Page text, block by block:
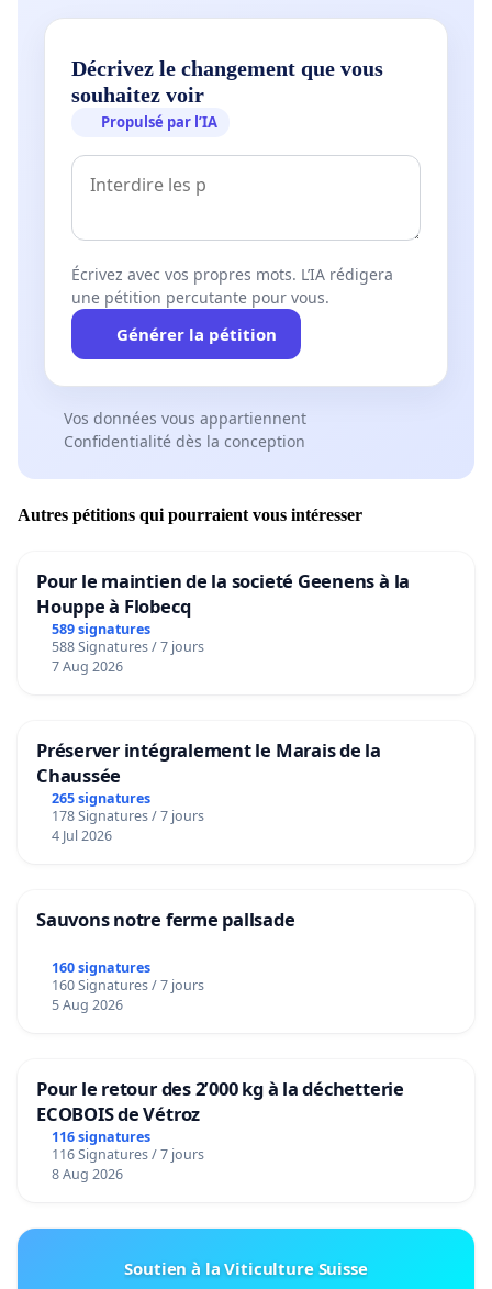
Décrivez le changement que vous
souhaitez voir
Propulsé par l’IA
Écrivez avec vos propres mots. L’IA rédigera
une pétition percutante pour vous.
Générer la pétition
Vos données vous appartiennent
Confidentialité dès la conception
Autres pétitions qui pourraient vous intéresser
Pour le maintien de la societé Geenens à la
Houppe à Flobecq
589 signatures
588 Signatures / 7 jours
7 Aug 2026
Préserver intégralement le Marais de la
Chaussée
265 signatures
178 Signatures / 7 jours
4 Jul 2026
Sauvons notre ferme pallsade
160 signatures
160 Signatures / 7 jours
5 Aug 2026
Pour le retour des 2’000 kg à la déchetterie
ECOBOIS de Vétroz
116 signatures
116 Signatures / 7 jours
8 Aug 2026
Soutien à la Viticulture Suisse